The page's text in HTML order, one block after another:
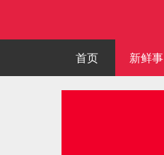
首页 新鲜事